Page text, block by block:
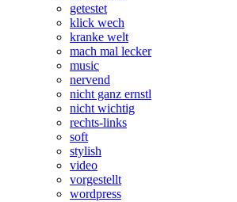
getestet
klick wech
kranke welt
mach mal lecker
music
nervend
nicht ganz ernstl
nicht wichtig
rechts-links
soft
stylish
video
vorgestellt
wordpress